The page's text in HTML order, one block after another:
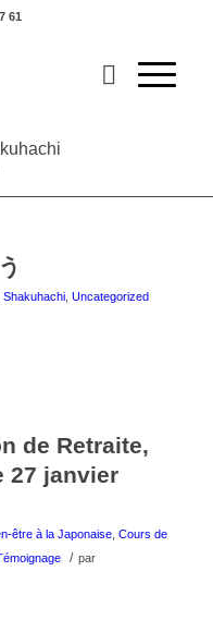
61
Shakuhachi, Uncategorized
de Retraite,
27 janvier
être à la Japonaise, Cours de
/ par